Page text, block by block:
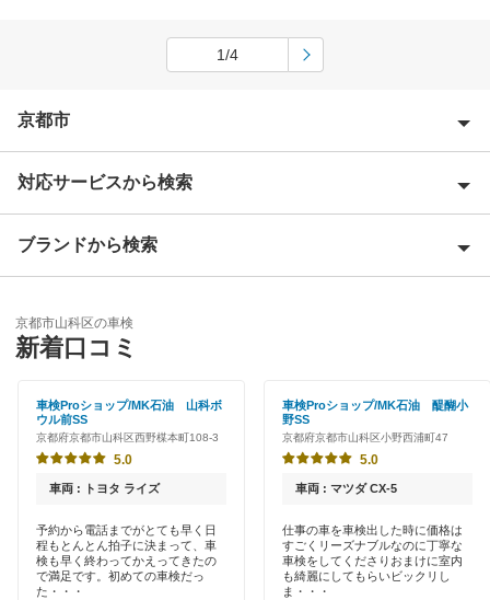
1/4
京都市
京都市右京区
京都市北区
京都市左京区
京都市下京区
京都市中京区
京都市西京区
京都市東山区
京都市伏見区
京都市南区
対応サービスから検索
Award 受賞店
特典あり
新車初回割りあり
土日祝OK
ブランドから検索
コスモの車検
車検のコバック
上原B-cle車検
ウルトラ車検
マッハ車検
安心WE！車検
京都市山科区の車検
新着口コミ
車検Proショップ/MK石油 山科ボ
ウル前SS
京都府京都市山科区西野楳本町108-3
5.0
車両 : トヨタ ライズ
予約から電話までがとても早く日
程もとんとん拍子に決まって、車
検も早く終わってかえってきたの
で満足です。初めての車検だっ
た・・・
車検Proショップ/MK石油 醍醐小
野SS
京都府京都市山科区小野西浦町47
5.0
車両 : マツダ CX-5
仕事の車を車検出した時に価格は
すごくリーズナブルなのに丁寧な
車検をしてくださりおまけに室内
も綺麗にしてもらいビックリし
ま・・・